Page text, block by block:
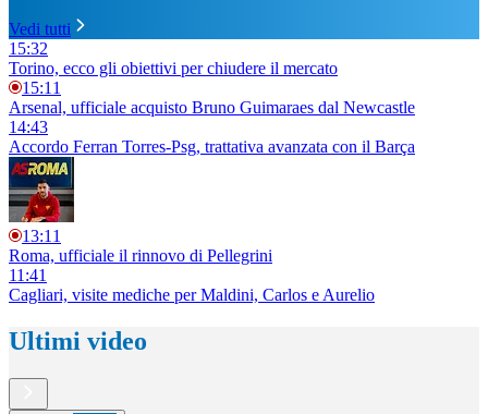
Vedi tutti
15:32
Torino, ecco gli obiettivi per chiudere il mercato
15:11
Arsenal, ufficiale acquisto Bruno Guimaraes dal Newcastle
14:43
Accordo Ferran Torres-Psg, trattativa avanzata con il Barça
13:11
Roma, ufficiale il rinnovo di Pellegrini
11:41
Cagliari, visite mediche per Maldini, Carlos e Aurelio
Ultimi video